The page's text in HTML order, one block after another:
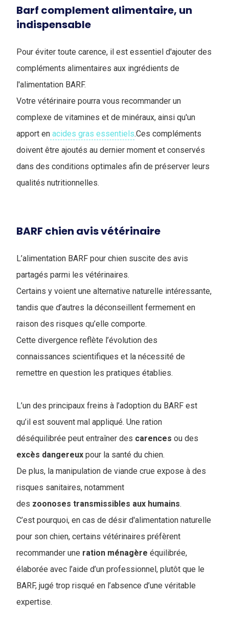
Barf complement alimentaire, un
indispensable
Pour éviter toute carence, il est essentiel d'ajouter des
compléments alimentaires aux ingrédients de
l'alimentation BARF.
Votre vétérinaire pourra vous recommander un
complexe de vitamines et de minéraux, ainsi qu'un
apport en acides gras essentiels.Ces compléments
doivent être ajoutés au dernier moment et conservés
dans des conditions optimales afin de préserver leurs
qualités nutritionnelles.
BARF chien avis vétérinaire
L’alimentation BARF pour chien suscite des avis
partagés parmi les vétérinaires.
Certains y voient une alternative naturelle intéressante,
tandis que d’autres la déconseillent fermement en
raison des risques qu’elle comporte.
Cette divergence reflète l’évolution des
connaissances scientifiques et la nécessité de
remettre en question les pratiques établies.
L’un des principaux freins à l’adoption du BARF est
qu’il est souvent mal appliqué. Une ration
déséquilibrée peut entraîner des carences ou des
excès dangereux pour la santé du chien.
De plus, la manipulation de viande crue expose à des
risques sanitaires, notamment
des zoonoses transmissibles aux humains.
C’est pourquoi, en cas de désir d'alimentation naturelle
pour son chien, certains vétérinaires préfèrent
recommander une ration ménagère équilibrée,
élaborée avec l’aide d’un professionnel, plutôt que le
BARF, jugé trop risqué en l’absence d’une véritable
expertise.